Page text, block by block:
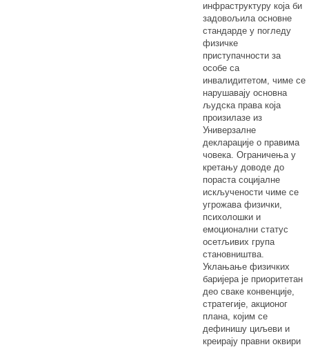
инфраструктуру која би
задовољила основне
стандарде у погледу
физичке
приступачности за
особе са
инвалидитетом, чиме се
нарушавају основна
људска права која
произилазе из
Универзалне
декларације о правима
човека. Ограничења у
кретању доводе до
пораста социјалне
искључености чиме се
угрожава физички,
психолошки и
емоционални статус
осетљивих група
становништва.
Уклањање физичких
баријера је приоритетан
део сваке конвенције,
стратегије, акционог
плана, којим се
дефинишу циљеви и
креирају правни оквири